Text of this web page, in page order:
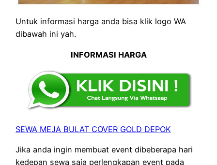
Untuk informasi harga anda bisa klik logo WA
dibawah ini yah.
INFORMASI HARGA
SEWA MEJA BULAT COVER GOLD DEPOK
Jika anda ingin membuat event dibeberapa hari
kedepan sewa saja perlengkapan event pada